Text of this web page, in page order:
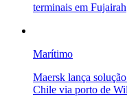
terminais em Fujairah
Marítimo
Maersk lança
Chile via porto de